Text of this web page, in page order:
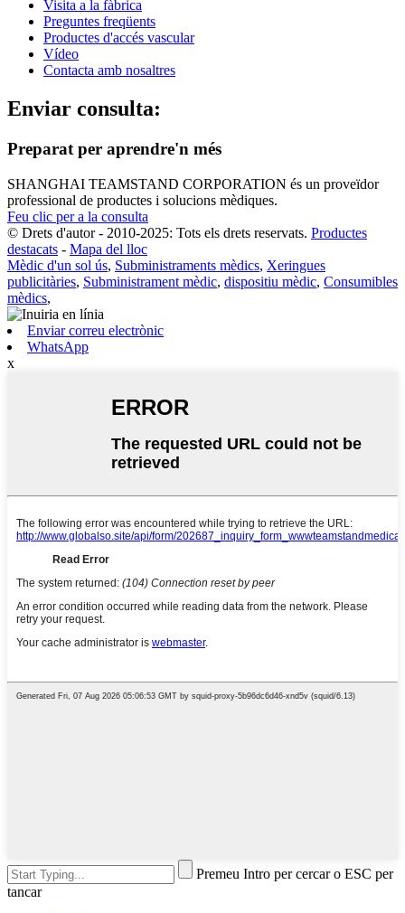
Visita a la fàbrica
Preguntes freqüents
Productes d'accés vascular
Vídeo
Contacta amb nosaltres
Enviar consulta:
Preparat per aprendre'n més
SHANGHAI TEAMSTAND CORPORATION és un proveïdor
professional de productes i solucions mèdiques.
Feu clic per a la consulta
© Drets d'autor - 2010-2025: Tots els drets reservats. Productes
destacats - Mapa del lloc
Mèdic d'un sol ús, Subministraments mèdics, Xeringues
publicitàries, Subministrament mèdic, dispositiu mèdic, Consumibles
mèdics,
Enviar correu electrònic
WhatsApp
x
Premeu Intro per cercar o ESC per
tancar